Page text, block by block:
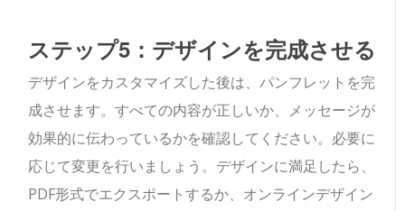
ステップ5：デザインを完成させる
デザインをカスタマイズした後は、パンフレットを完
成させます。すべての内容が正しいか、メッセージが
効果的に伝わっているかを確認してください。必要に
応じて変更を行いましょう。デザインに満足したら、
PDF形式でエクスポートするか、オンラインデザイン